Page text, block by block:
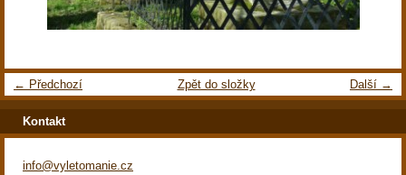
← Předchozí Další →
Zpět do složky
Kontakt
info@vyletomanie.cz